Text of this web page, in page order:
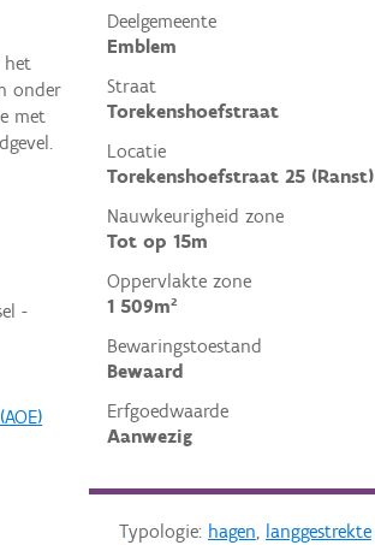
Deelgemeente
Emblem
Straat
Torekenshoefstraat
Locatie
Torekenshoefstraat 25 (Ranst)
Nauwkeurigheid zone
Tot op 15m
Oppervlakte zone
1 509m²
Bewaringstoestand
Bewaard
Erfgoedwaarde
Aanwezig
Typologie: hagen, langgestrekte
het
onder
met
-